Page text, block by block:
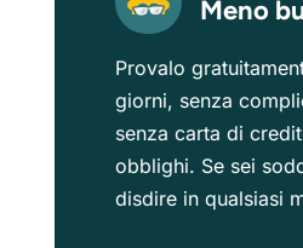
Meno
Provalo
giorni, senza
senza carta di
obblighi. Se sei
disdire in qualsiasi